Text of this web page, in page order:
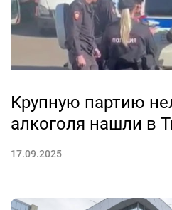
Крупную партию
алкоголя нашли в
17.09.2025